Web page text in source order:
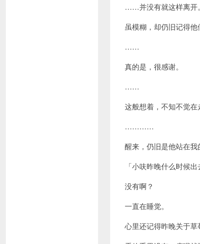
……并没有就这样离开。
虽模糊，却仍旧记得他
……
真的是，很感谢。
……
这般想着，不知不觉在
…………
醒来，仍旧是他站在我
「小呋昨晚什么时候出
没有啊？
一直在睡觉。
心里还记得昨晚关于草